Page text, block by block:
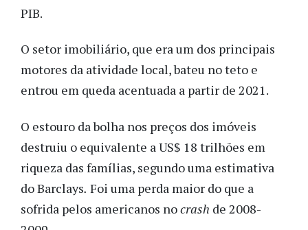
PIB.
O setor imobiliário, que era um dos principais
motores da atividade local, bateu no teto e
entrou em queda acentuada a partir de 2021.
O estouro da bolha nos preços dos imóveis
destruiu o equivalente a US$ 18 trilhões em
riqueza das famílias, segundo uma estimativa
do Barclays. Foi uma perda maior do que a
sofrida pelos americanos nocrash de 2008-